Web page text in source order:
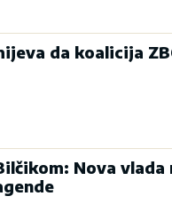
da koalicija
Nova